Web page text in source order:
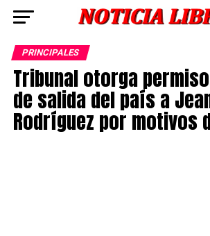
PRINCIPALES
Tribunal otorga
de salida del país a
Rodríguez por motivos